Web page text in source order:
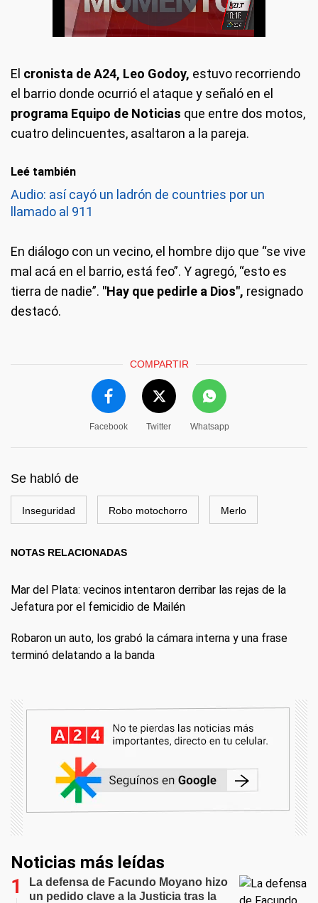
El cronista de A24, Leo Godoy, estuvo recorriendo
el barrio donde ocurrió el ataque y señaló en el
programa Equipo de Noticias que entre dos motos,
cuatro delincuentes, asaltaron a la pareja.
Leé también
Audio: así cayó un ladrón de countries por un
llamado al 911
En diálogo con un vecino, el hombre dijo que “se vive
mal acá en el barrio, está feo”. Y agregó, “esto es
tierra de nadie”. "Hay que pedirle a Dios", resignado
destacó.
COMPARTIR
Facebook Twitter Whatsapp
Se habló de
Inseguridad Robo motochorro Merlo
NOTAS RELACIONADAS
Mar del Plata: vecinos intentaron derribar las rejas de la
Jefatura por el femicidio de Mailén
Robaron un auto, los grabó la cámara interna y una frase
terminó delatando a la banda
Noticias más leídas
La defensa de Facundo Moyano hizo
un pedido clave a la Justicia tras la